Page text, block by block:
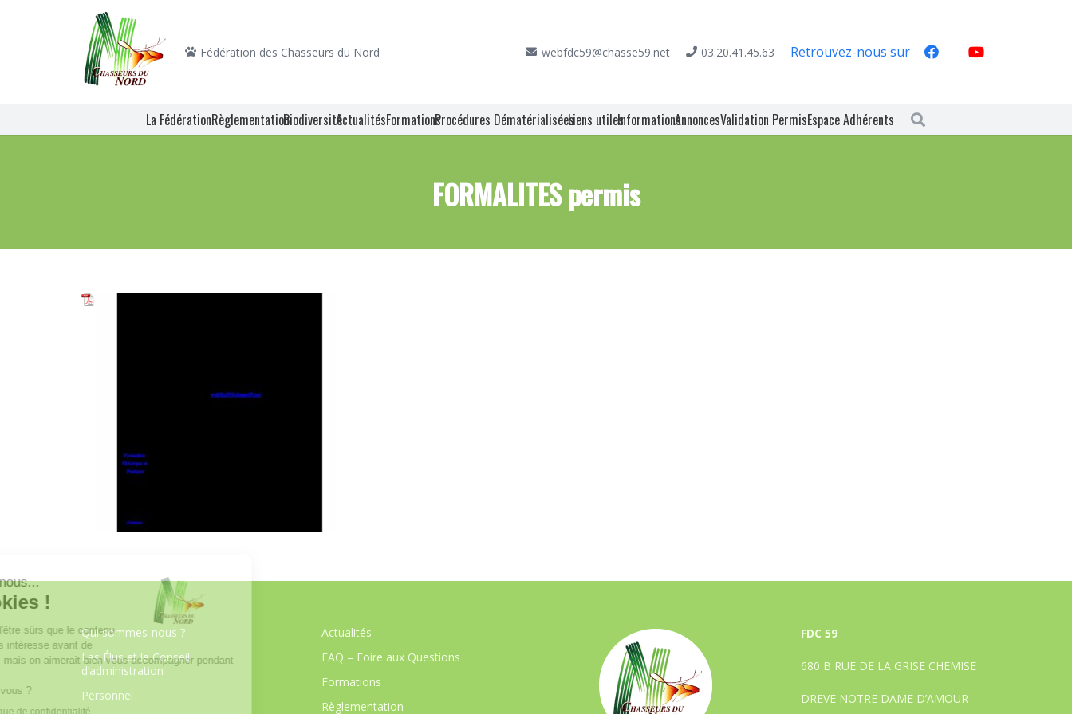
Fédération des Chasseurs du Nord webfdc59@chasse59.net 03.20.41.45.63 Retrouvez-nous sur
La FédérationRèglementationBiodiversitéActualitésFormationsProcédures DématérialiséesLiens utilesInformationsAnnoncesValidation PermisEspace Adhérents
FORMALITES permis
Qui sommes-nous ?
Les Élus et le Conseil
d’administration
Personnel
Actualités
FAQ – Foire aux Questions
Formations
Règlementation
FDC 59
680 B RUE DE LA GRISE CHEMISE
DREVE NOTRE DAME D’AMOUR